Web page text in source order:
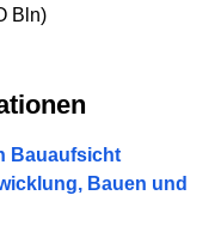
Bln)
Bauaufsicht
Bauen und